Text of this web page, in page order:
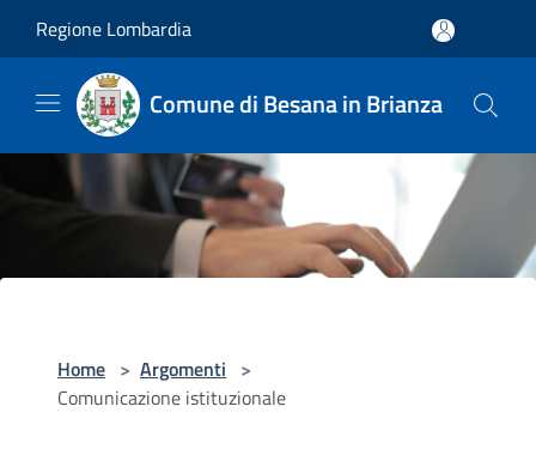
Regione Lombardia
Comune di Besana in Brianza
Home > Argomenti >
Comunicazione istituzionale